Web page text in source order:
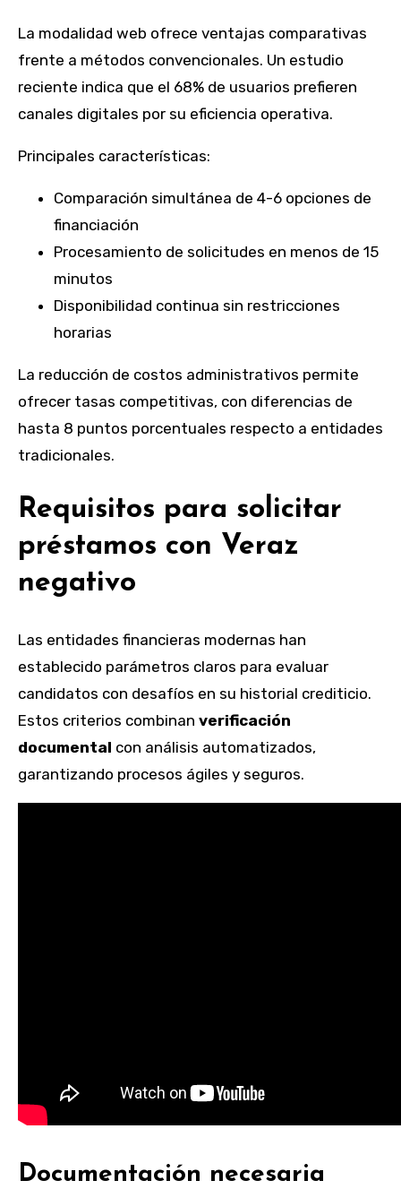
La modalidad web ofrece ventajas comparativas
frente a métodos convencionales. Un estudio
reciente indica que el 68% de usuarios prefieren
canales digitales por su eficiencia operativa.
Principales características:
Comparación simultánea de 4-6 opciones de
financiación
Procesamiento de solicitudes en menos de 15
minutos
Disponibilidad continua sin restricciones
horarias
La reducción de costos administrativos permite
ofrecer tasas competitivas, con diferencias de
hasta 8 puntos porcentuales respecto a entidades
tradicionales.
Requisitos para solicitar
préstamos con Veraz
negativo
Las entidades financieras modernas han
establecido parámetros claros para evaluar
candidatos con desafíos en su historial crediticio.
Estos criterios combinan verificación
documental con análisis automatizados,
garantizando procesos ágiles y seguros.
Documentación necesaria